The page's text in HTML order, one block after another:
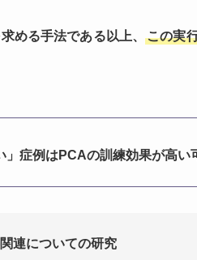
める手法である以上、この実
症例はPCAの訓練効果が高い
連についての研究